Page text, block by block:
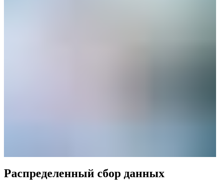
Распределенный сбор данных